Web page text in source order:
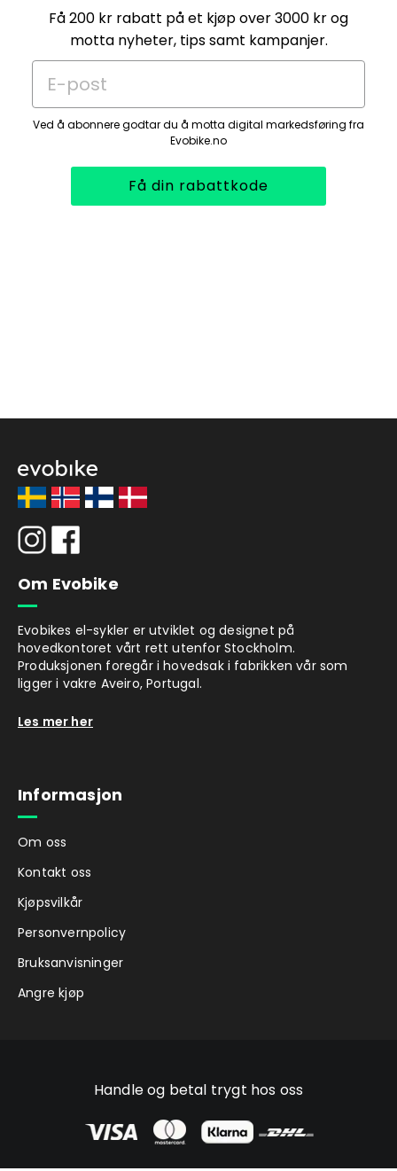
Få 200 kr rabatt på et kjøp over 3000 kr og
motta nyheter, tips samt kampanjer.
E-post
Ved å abonnere godtar du å motta digital markedsføring fra
Evobike.no
Få din rabattkode
Om Evobike
Evobikes el-sykler er utviklet og designet på
hovedkontoret vårt rett utenfor Stockholm.
Produksjonen foregår i hovedsak i fabrikken vår som
ligger i vakre Aveiro, Portugal.
Les mer her
Informasjon
Om oss
Kontakt oss
Kjøpsvilkår
Personvernpolicy
Bruksanvisninger
Angre kjøp
Handle og betal trygt hos oss